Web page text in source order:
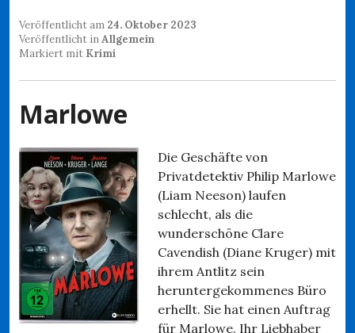
Veröffentlicht am 24. Oktober 2023
Veröffentlicht inAllgemein
Markiert mit Krimi
Marlowe
Die Geschäfte von
Privatdetektiv Philip Marlowe
(Liam Neeson) laufen
schlecht, als die
wunderschöne Clare
Cavendish (Diane Kruger) mit
ihrem Antlitz sein
heruntergekommenes Büro
erhellt. Sie hat einen Auftrag
für Marlowe. Ihr Liebhaber